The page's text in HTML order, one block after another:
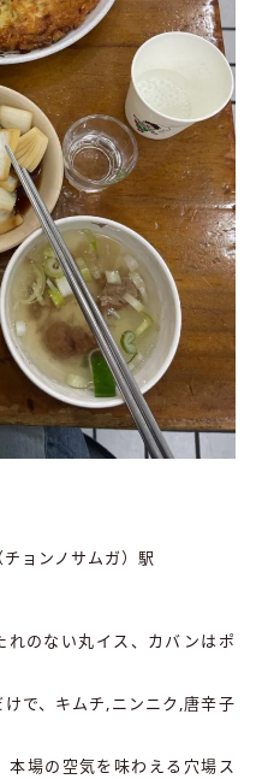
ョンノサムガ）駅
れのない丸イス、カバンはポ
で、キムチ,ニンニク,唐辛子
本場の空気を味わえる穴場ス